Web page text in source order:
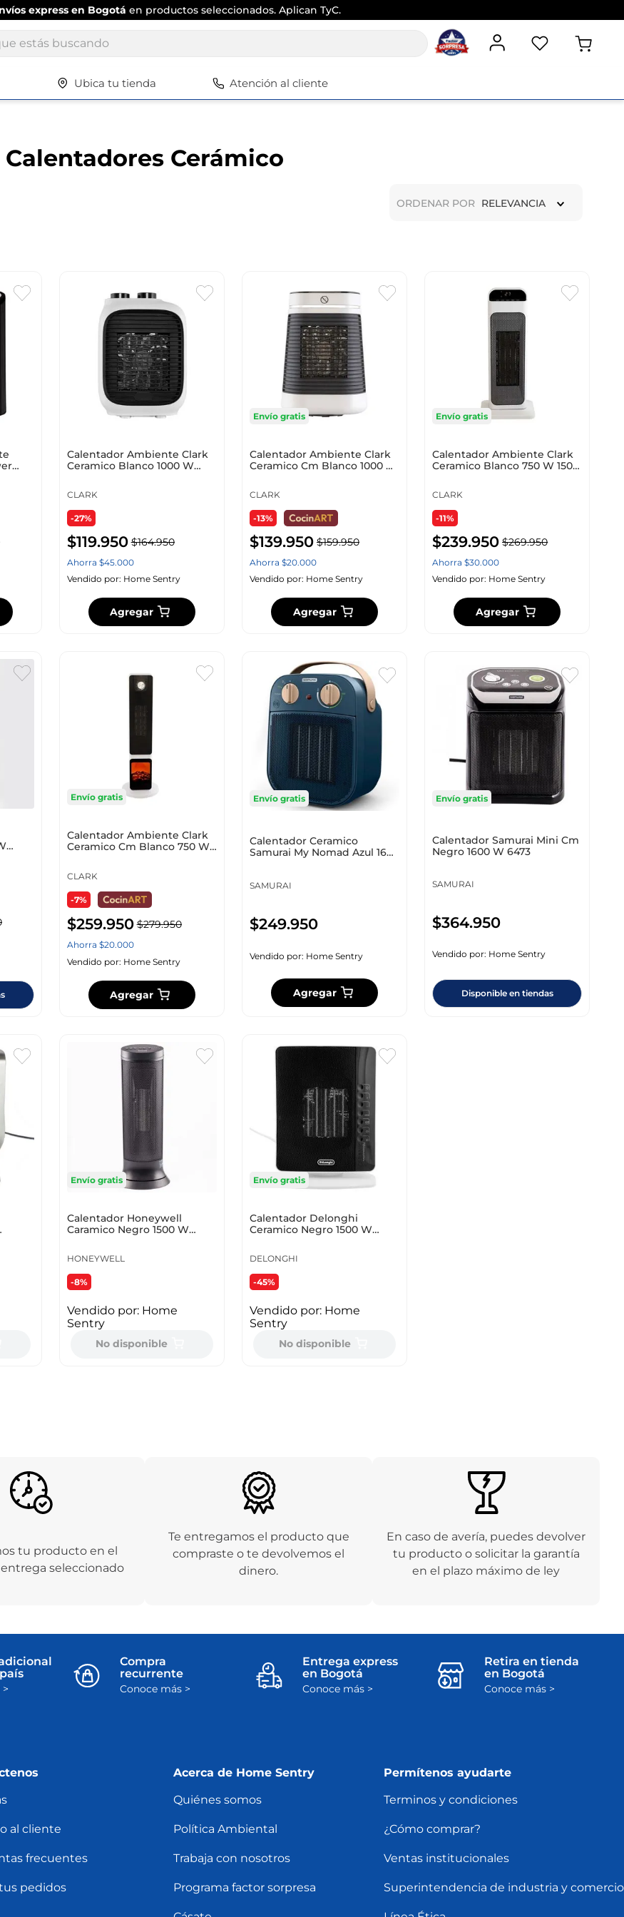
express en Bogotá en productos seleccionados. Aplican TyC.
buscando
Ubica tu tienda Atención al cliente
Calentadores Cerámico
ORDENAR POR RELEVANCIA
Calentador Ambiente Clark
Ceramico Blanco 1000 W
CLARK
-27%
$119.950 $164.950
Ahorra $45.000
Vendido por: Home Sentry
Agregar
Envío gratis
Calentador Ambiente Clark
Ceramico Cm Blanco 1000 W
CLARK
-13%
$139.950 $159.950
Ahorra $20.000
Vendido por: Home Sentry
Agregar
Envío gratis
Calentador Ambiente Clark
Ceramico Blanco 750 W 1500
CLARK
-11%
$239.950 $269.950
Ahorra$30.000
Vendido por: Home Sentry
Agregar
Envío gratis
Calentador Ambiente Clark
Ceramico Cm Blanco 750 W
CLARK
-7%
$259.950 $279.950
Ahorra $20.000
Vendido por: Home Sentry
Agregar
Envío gratis
Calentador Ceramico
Samurai My Nomad Azul 1600
SAMURAI
$249.950
Vendido por: Home Sentry
Agregar
Envío gratis
Calentador Samurai Mini Cm
Negro 1600 W 6473
SAMURAI
$364.950
Vendido por: Home Sentry
Disponible en tiendas
Envío gratis
Calentador Honeywell
Caramico Negro 1500 W
HONEYWELL
-8%
Vendido por: Home
Sentry
No disponible
Envío gratis
Calentador Delonghi
Ceramico Negro 1500 W
DELONGHI
-45%
Vendido por: Home
Sentry
No disponible
tu producto en el
seleccionado
Te entregamos el producto que
compraste o te devolvemos el
dinero.
En caso de avería, puedes devolver
tu producto o solicitar la garantía
en el plazo máximo de ley
Compra
recurrente
Conoce más >
Entrega express
en Bogotá
Conoce más >
Retira en tienda
en Bogotá
Conoce más >
al cliente
frecuentes
pedidos
Acerca de Home Sentry
Quiénes somos
Política Ambiental
Trabaja con nosotros
Programa factor sorpresa
Permítenos ayudarte
Terminos y condiciones
¿Cómo comprar?
Ventas institucionales
Superintendencia de industria y comercio
Términos más buscados
3.
vajilla
8.